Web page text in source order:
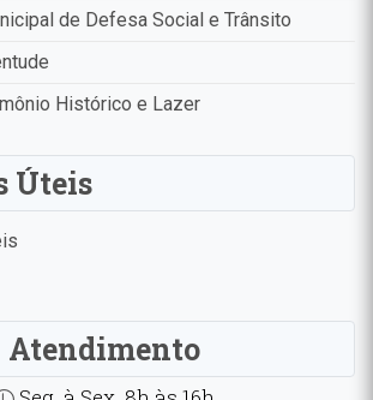
de Defesa Social e Trânsito
Histórico e Lazer
Úteis
Atendimento